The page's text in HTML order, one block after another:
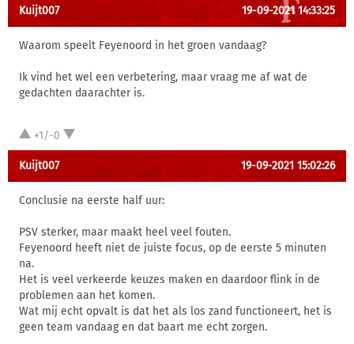
Kuijt007 19-09-2021 14:33:25
Waarom speelt Feyenoord in het groen vandaag?
Ik vind het wel een verbetering, maar vraag me af wat de
gedachten daarachter is.
+1/-0
Kuijt007 19-09-2021 15:02:26
Conclusie na eerste half uur:
PSV sterker, maar maakt heel veel fouten.
Feyenoord heeft niet de juiste focus, op de eerste 5 minuten
na.
Het is veel verkeerde keuzes maken en daardoor flink in de
problemen aan het komen.
Wat mij echt opvalt is dat het als los zand functioneert, het is
geen team vandaag en dat baart me echt zorgen.